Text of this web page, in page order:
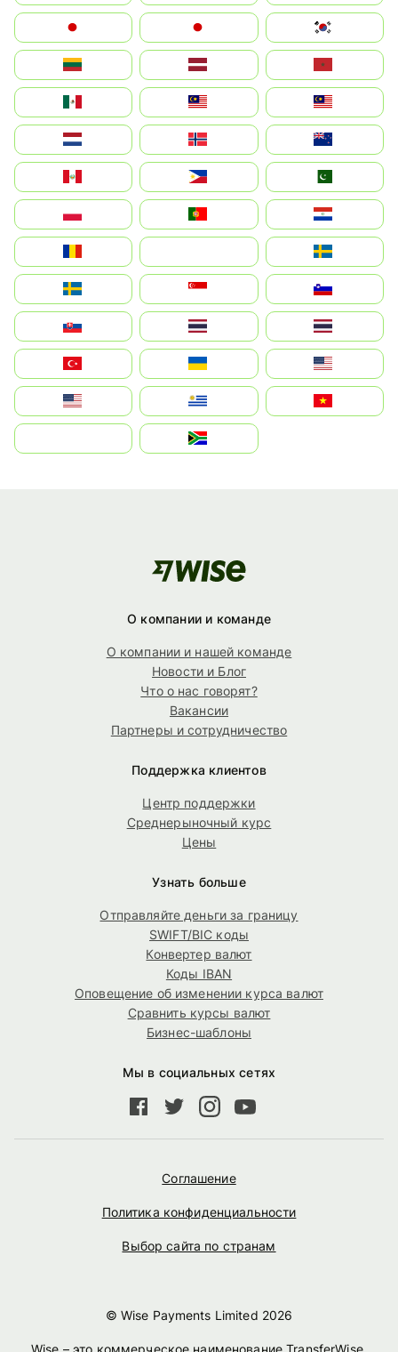
Japan
日本
대한민국
Lietuva
Latvija
Maroc
México
Malaysia (MS)
Malaysia
Nederland
Norge
New Zealand
Perú
Philippines
Pakistan
Polska
Portugal
Paraguay
România
На русском
Sweden
Sverige
Singapore
Slovenija
Slovensko
Thailand
ไทย
Türkiye
Україна
United States
Estados Unidos
Uruguay
Việt Nam
بالعربية
South Africa
О компании и команде
О компании и нашей команде
Новости и Блог
Что о нас говорят?
Вакансии
Партнеры и сотрудничество
Поддержка клиентов
Центр поддержки
Среднерыночный курс
Цены
Узнать больше
Отправляйте деньги за границу
SWIFT/BIC коды
Конвертер валют
Коды IBAN
Оповещение об изменении курса валют
Сравнить курсы валют
Бизнес-шаблоны
Мы в социальных сетях
Соглашение
Политика конфиденциальности
Выбор сайта по странам
© Wise Payments Limited 2026
Wise – это коммерческое наименование TransferWise.